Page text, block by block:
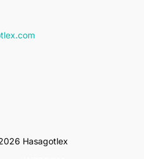
Hasagotlex